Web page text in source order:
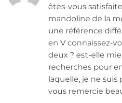
êtes-vous
mandoline de la
une référence
en V connaissez-
deux ? est-elle
recherches pour
laquelle, je ne suis
vous remercie